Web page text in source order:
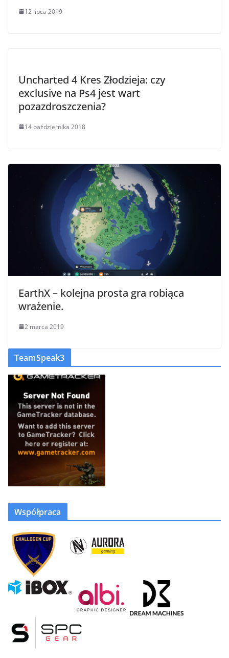
12 lipca 2019
Uncharted 4 Kres Złodzieja: czy
exclusive na Ps4 jest wart
pozazdroszczenia?
14 października 2018
EarthX – kolejna prosta gra robiąca
wrażenie.
2 marca 2019
TeamSpeak3
Współpraca